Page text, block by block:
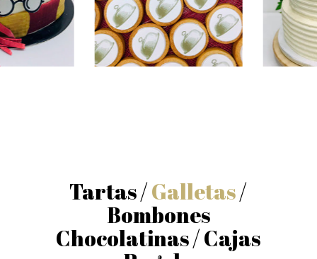
Tartas /Galletas/
Bombones
Chocolatinas / Cajas